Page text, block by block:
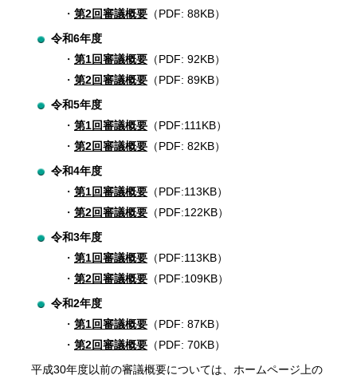
第2回審議概要 （PDF: 88KB）
令和6年度
第1回審議概要 （PDF: 92KB）
第2回審議概要 （PDF: 89KB）
令和5年度
第1回審議概要 （PDF:111KB）
第2回審議概要 （PDF: 82KB）
令和4年度
第1回審議概要 （PDF:113KB）
第2回審議概要 （PDF:122KB）
令和3年度
第1回審議概要 （PDF:113KB）
第2回審議概要 （PDF:109KB）
令和2年度
第1回審議概要 （PDF: 87KB）
第2回審議概要 （PDF: 70KB）
平成30年度以前の審議概要については、ホームページ上の